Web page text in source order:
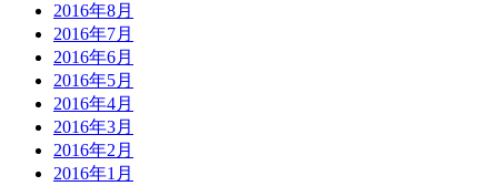
2016年8月
2016年7月
2016年6月
2016年5月
2016年4月
2016年3月
2016年2月
2016年1月